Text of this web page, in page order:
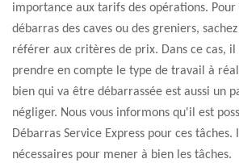
importance aux tarifs des opérations.
débarras des caves ou des greniers,
référer aux critères de prix. Dans ce cas, il
prendre en compte le type de travail à
bien qui va être débarrassée est aussi un
négliger. Nous vous informons qu'il est
Débarras Service Express pour ces tâches.
nécessaires pour mener à bien les tâches.